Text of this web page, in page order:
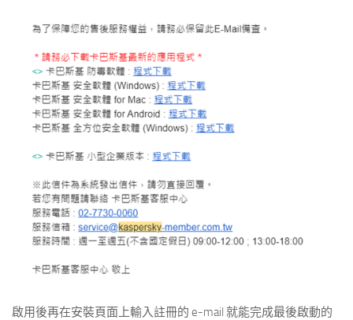
啟用後再在安裝頁面上輸入註冊的 e-mail 就能完成最後啟動的